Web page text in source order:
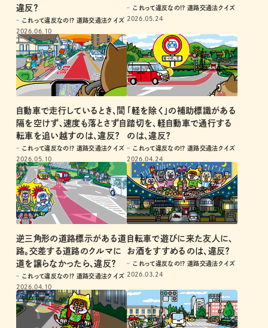
違反？
これって違反なの!? 道路交通法クイズ
2026.06.10
これって違反なの!? 道路交通法クイズ
2026.05.24
自動車で走行しているとき、間
隔を空けず、速度も落とさず自
転車を追い越すのは、違反？
これって違反なの!? 道路交通法クイズ
2026.05.10
「軽を除く」の補助標識がある
踏切を、軽自動車で通行する
のは、違反？
これって違反なの!? 道路交通法クイズ
2026.04.24
逆三角形の道路標示がある道
路。交差する道路のクルマに
道を譲らなかったら、違反？
これって違反なの!? 道路交通法クイズ
2026.04.10
自転車で遊びに来た友人に、
お酒をすすめるのは、違反？
これって違反なの!? 道路交通法クイズ
2026.03.24